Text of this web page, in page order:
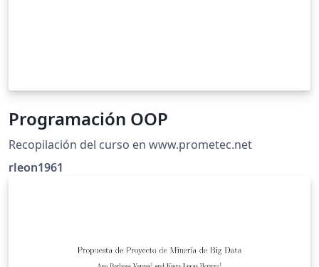
Programación OOP
Recopilación del curso en www.prometec.net
rleon1961